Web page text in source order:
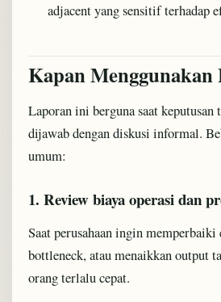
adjacent yang sensitif terhadap
Kapan
Laporan ini berguna saat
dijawab dengan diskusi informal.
umum:
1. Review biaya operasi dan
Saat perusahaan ingin
bottleneck, atau menaikkan output
orang terlalu cepat.